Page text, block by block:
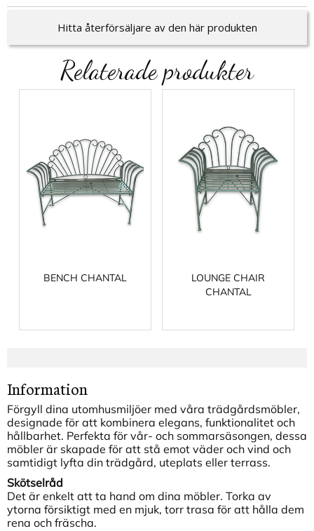
Hitta återförsäljare av den här produkten
Relaterade produkter
BENCH CHANTAL
LOUNGE CHAIR
CHANTAL
Information
Förgyll dina utomhusmiljöer med våra trädgårdsmöbler,
designade för att kombinera elegans, funktionalitet och
hållbarhet. Perfekta för vår- och sommarsäsongen, dessa
möbler är skapade för att stå emot väder och vind och
samtidigt lyfta din trädgård, uteplats eller terrass.
Skötselråd
Det är enkelt att ta hand om dina möbler. Torka av
ytorna försiktigt med en mjuk, torr trasa för att hålla dem
rena och fräscha.